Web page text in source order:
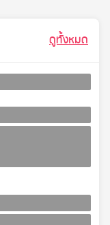
ดูทั้งหมด